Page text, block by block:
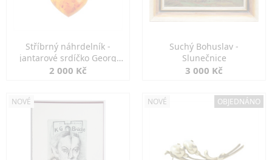
Stříbrný náhrdelník -
jantarové srdíčko Georg
Kramer
2 000 Kč
Suchý Bohuslav -
Slunečnice
3 000 Kč
NOVÉ NOVÉ OBJEDNÁNO